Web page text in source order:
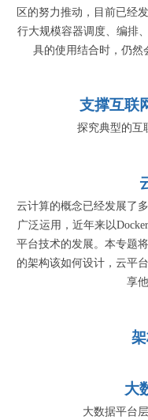
区的努力推动，目前已经
行大规模容器调度、编排
具的使用结合时，仍然
支撑互联
探究典型的互
云计算的概念已经发展了
广泛运用，近年来以
平台技术的发展。本专题
的架构该如何设计，云平
享
大
大数据平台